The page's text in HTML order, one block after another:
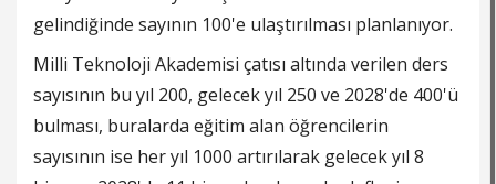
gelindiğinde sayının 100'e ulaştırılması planlanıyor.
Milli Teknoloji Akademisi çatısı altında verilen ders
sayısının bu yıl 200, gelecek yıl 250 ve 2028'de 400'ü
bulması, buralarda eğitim alan öğrencilerin
sayısının ise her yıl 1000 artırılarak gelecek yıl 8